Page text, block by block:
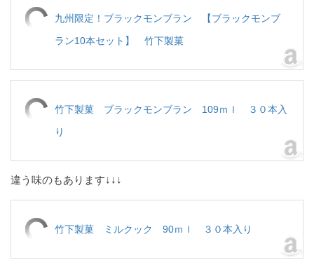
九州限定！ブラックモンブラン 【ブラックモンブ
ラン10本セット】 竹下製菓
竹下製菓 ブラックモンブラン 109ｍｌ ３０本入
り
違う味のもあります↓↓↓
竹下製菓 ミルクック 90ｍｌ ３０本入り